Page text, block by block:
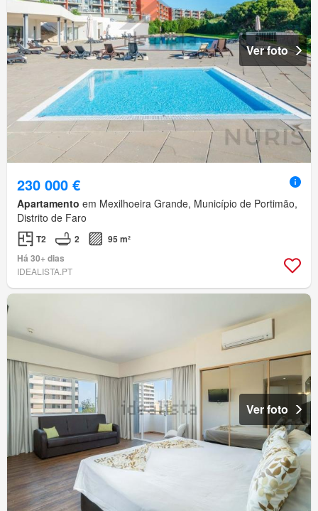
Ver foto
230 000 €
Apartamento em Mexilhoeira Grande, Município de Portimão,
Distrito de Faro
T2 2
95 m²
Há 30+ dias
IDEALISTA.PT
Ver foto